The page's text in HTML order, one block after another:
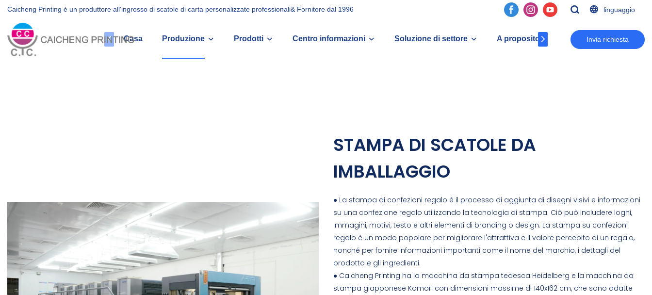
Caicheng Printing è un produttore all'ingrosso di scatole di carta personalizzate professionali& Fornitore dal 1996 linguaggio
Casa Produzione Prodotti Centro informazioni Soluzione di settore A proposito di Cc Contatto
Invia richiesta
STAMPA DI SCATOLE DA
IMBALLAGGIO
● La stampa di confezioni regalo è il processo di aggiunta di disegni visivi e informazioni
su una confezione regalo utilizzando la tecnologia di stampa. Ciò può includere loghi,
immagini, motivi, testo e altri elementi di branding o design. La stampa su confezioni
regalo è un modo popolare per migliorare l'attrattiva e il valore percepito di un regalo,
nonché per fornire informazioni importanti come il nome del marchio, i dettagli del
prodotto e gli ingredienti.
● Caicheng Printing ha la macchina da stampa tedesca Heidelberg e la macchina da
stampa giapponese Komori con dimensioni massime di 140x162 cm, che sono adatte